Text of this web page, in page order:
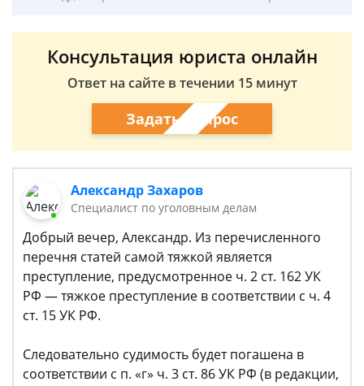
Консультация юриста онлайн
Ответ на сайте в течении 15 минут
Задать вопрос
Александр Захаров
Специалист по уголовным делам
Добрый вечер, Александр. Из перечисленного
перечня статей самой тяжкой является
преступление, предусмотренное ч. 2 ст. 162 УК
РФ — тяжкое преступление в соответствии с ч. 4
ст. 15 УК РФ.
Следовательно судимость будет погашена в
соответствии с п. «г» ч. 3 ст. 86 УК РФ (в редакции,